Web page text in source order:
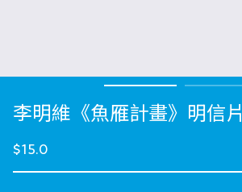
李明維《魚雁計畫》明信片
$15.0